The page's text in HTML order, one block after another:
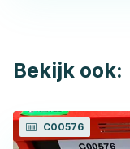
Bekijk ook:
C00576